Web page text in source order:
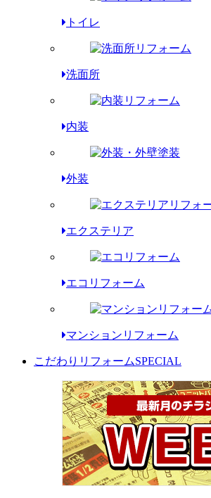
トイレ
洗面所
内装
外装
エクステリア
エコリフォーム
マンションリフォーム
こだわりリフォームSPECIAL